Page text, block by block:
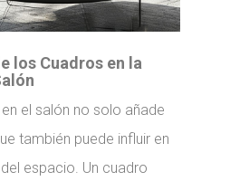
los Cuadros en la
el salón no solo añade
también puede influir en
espacio. Un cuadro